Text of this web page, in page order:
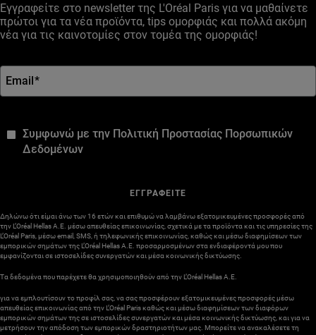
Εγγραφείτε στο newsletter της L'Oréal Paris για να μαθαίνετε
πρώτοι για τα νέα προϊόντα, tips ομορφιάς και πολλά ακόμη
νέα για τις καινοτομίες στον τομέα της ομορφιάς!
Email*
Συμφωνώ με την Πολιτική Προστασίας Πορσωπικών
Δεδομένων
ΕΓΓΡΑΦΕΙΤΕ
Δηλώνω ότι είμαι άνω των 16 ετών και επιθυμώ να λαμβάνω εξατομικευμένες προσφορές από
την L’Oréal Hellas A.E. μέσω απευθείας επικοινωνίας, σχετικά με τα προϊόντα και τις υπηρεσίες της
L’Oréal Paris, μέσω email, SMS, ή τηλεφωνικής επικοινωνίας, καθώς και μέσω διαφημίσεων των
εμπορικών σημάτων της L’Oréal Hellas A.E. προσαρμοσμένων στα ενδιαφέροντά μου που
εμφανίζονται σε ιστοσελίδες συνεργατών και μέσα κοινωνικής δικτύωσης.
Τα δεδομένα που παρέχετε θα χρησιμοποιηθούν από την L’Oréal Hellas A.E.
για να εμπλουτίσουν το προφίλ σας, να σας προσφέρουν εξατομικευμένες προσφορές μέσω
απευθείας επικοινωνίας από την L’Oréal Paris καθώς και μέσω διαφημίσεων των διαφόρων
εμπορικών σημάτων της σε ιστοσελίδες συνεργατών και μέσα κοινωνικής δικτύωσης, και για να
μετρήσουν την απόδοση των εμπορικών δραστηριοτήτων μας. Μπορείτε να ανακαλέσετε τη